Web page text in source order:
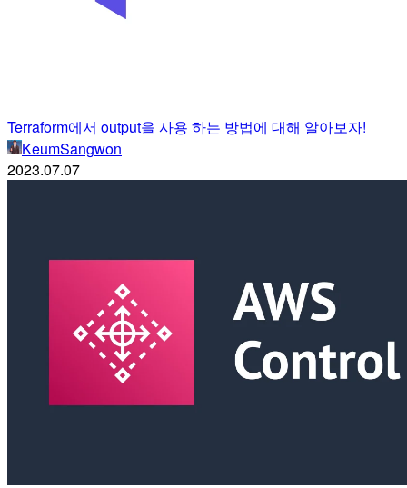
Terraform에서 output을 사용 하는 방법에 대해 알아보자!
KeumSangwon
2023.07.07